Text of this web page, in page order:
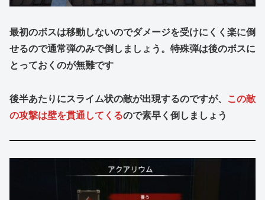
最初のボスは移動しないのでダメージを受けにくく楽に倒
せるので通常弾のみで倒しましょう。特殊弾は後のボスに
とっておくのが無難です
後半あたりにスライム状の敵が出現するのですが、 この敵
の攻撃は壁を貫通してくるので素早く倒しましょう